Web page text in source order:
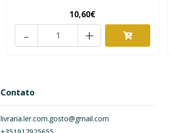
10,60€
+
-
Contato
livraria.ler.com.gosto@gmail.com